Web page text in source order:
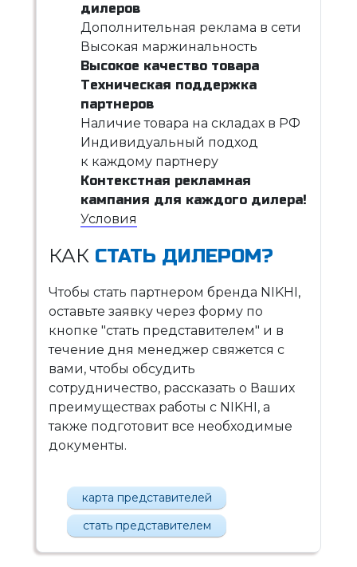
дилеров
Дополнительная реклама в сети
Высокая маржинальность
Высокое качество товара
Техническая поддержка
партнеров
Наличие товара на складах в РФ
Индивидуальный подход
к каждому партнеру
Контекстная рекламная
кампания для каждого дилера!
Условия
КАК СТАТЬ ДИЛЕРОМ?
Чтобы стать партнером бренда NIKHI,
оставьте заявку через форму по
кнопке "стать представителем" и в
течение дня менеджер свяжется с
вами, чтобы обсудить
сотрудничество, рассказать о Ваших
преимуществах работы с NIKHI, а
также подготовит все необходимые
документы.
карта представителей
стать представителем